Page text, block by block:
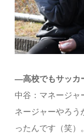
―高校でもサッカ
中谷：マネージャ
ネージャーやろう
ったんです（笑）